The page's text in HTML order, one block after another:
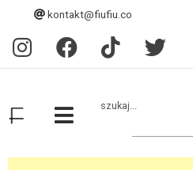
kontakt@fiufiu.co
szukaj...